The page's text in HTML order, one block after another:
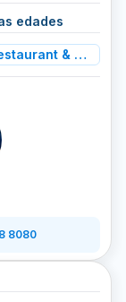
edades
The Mansion House Restaurant & Buffet Inc
8080